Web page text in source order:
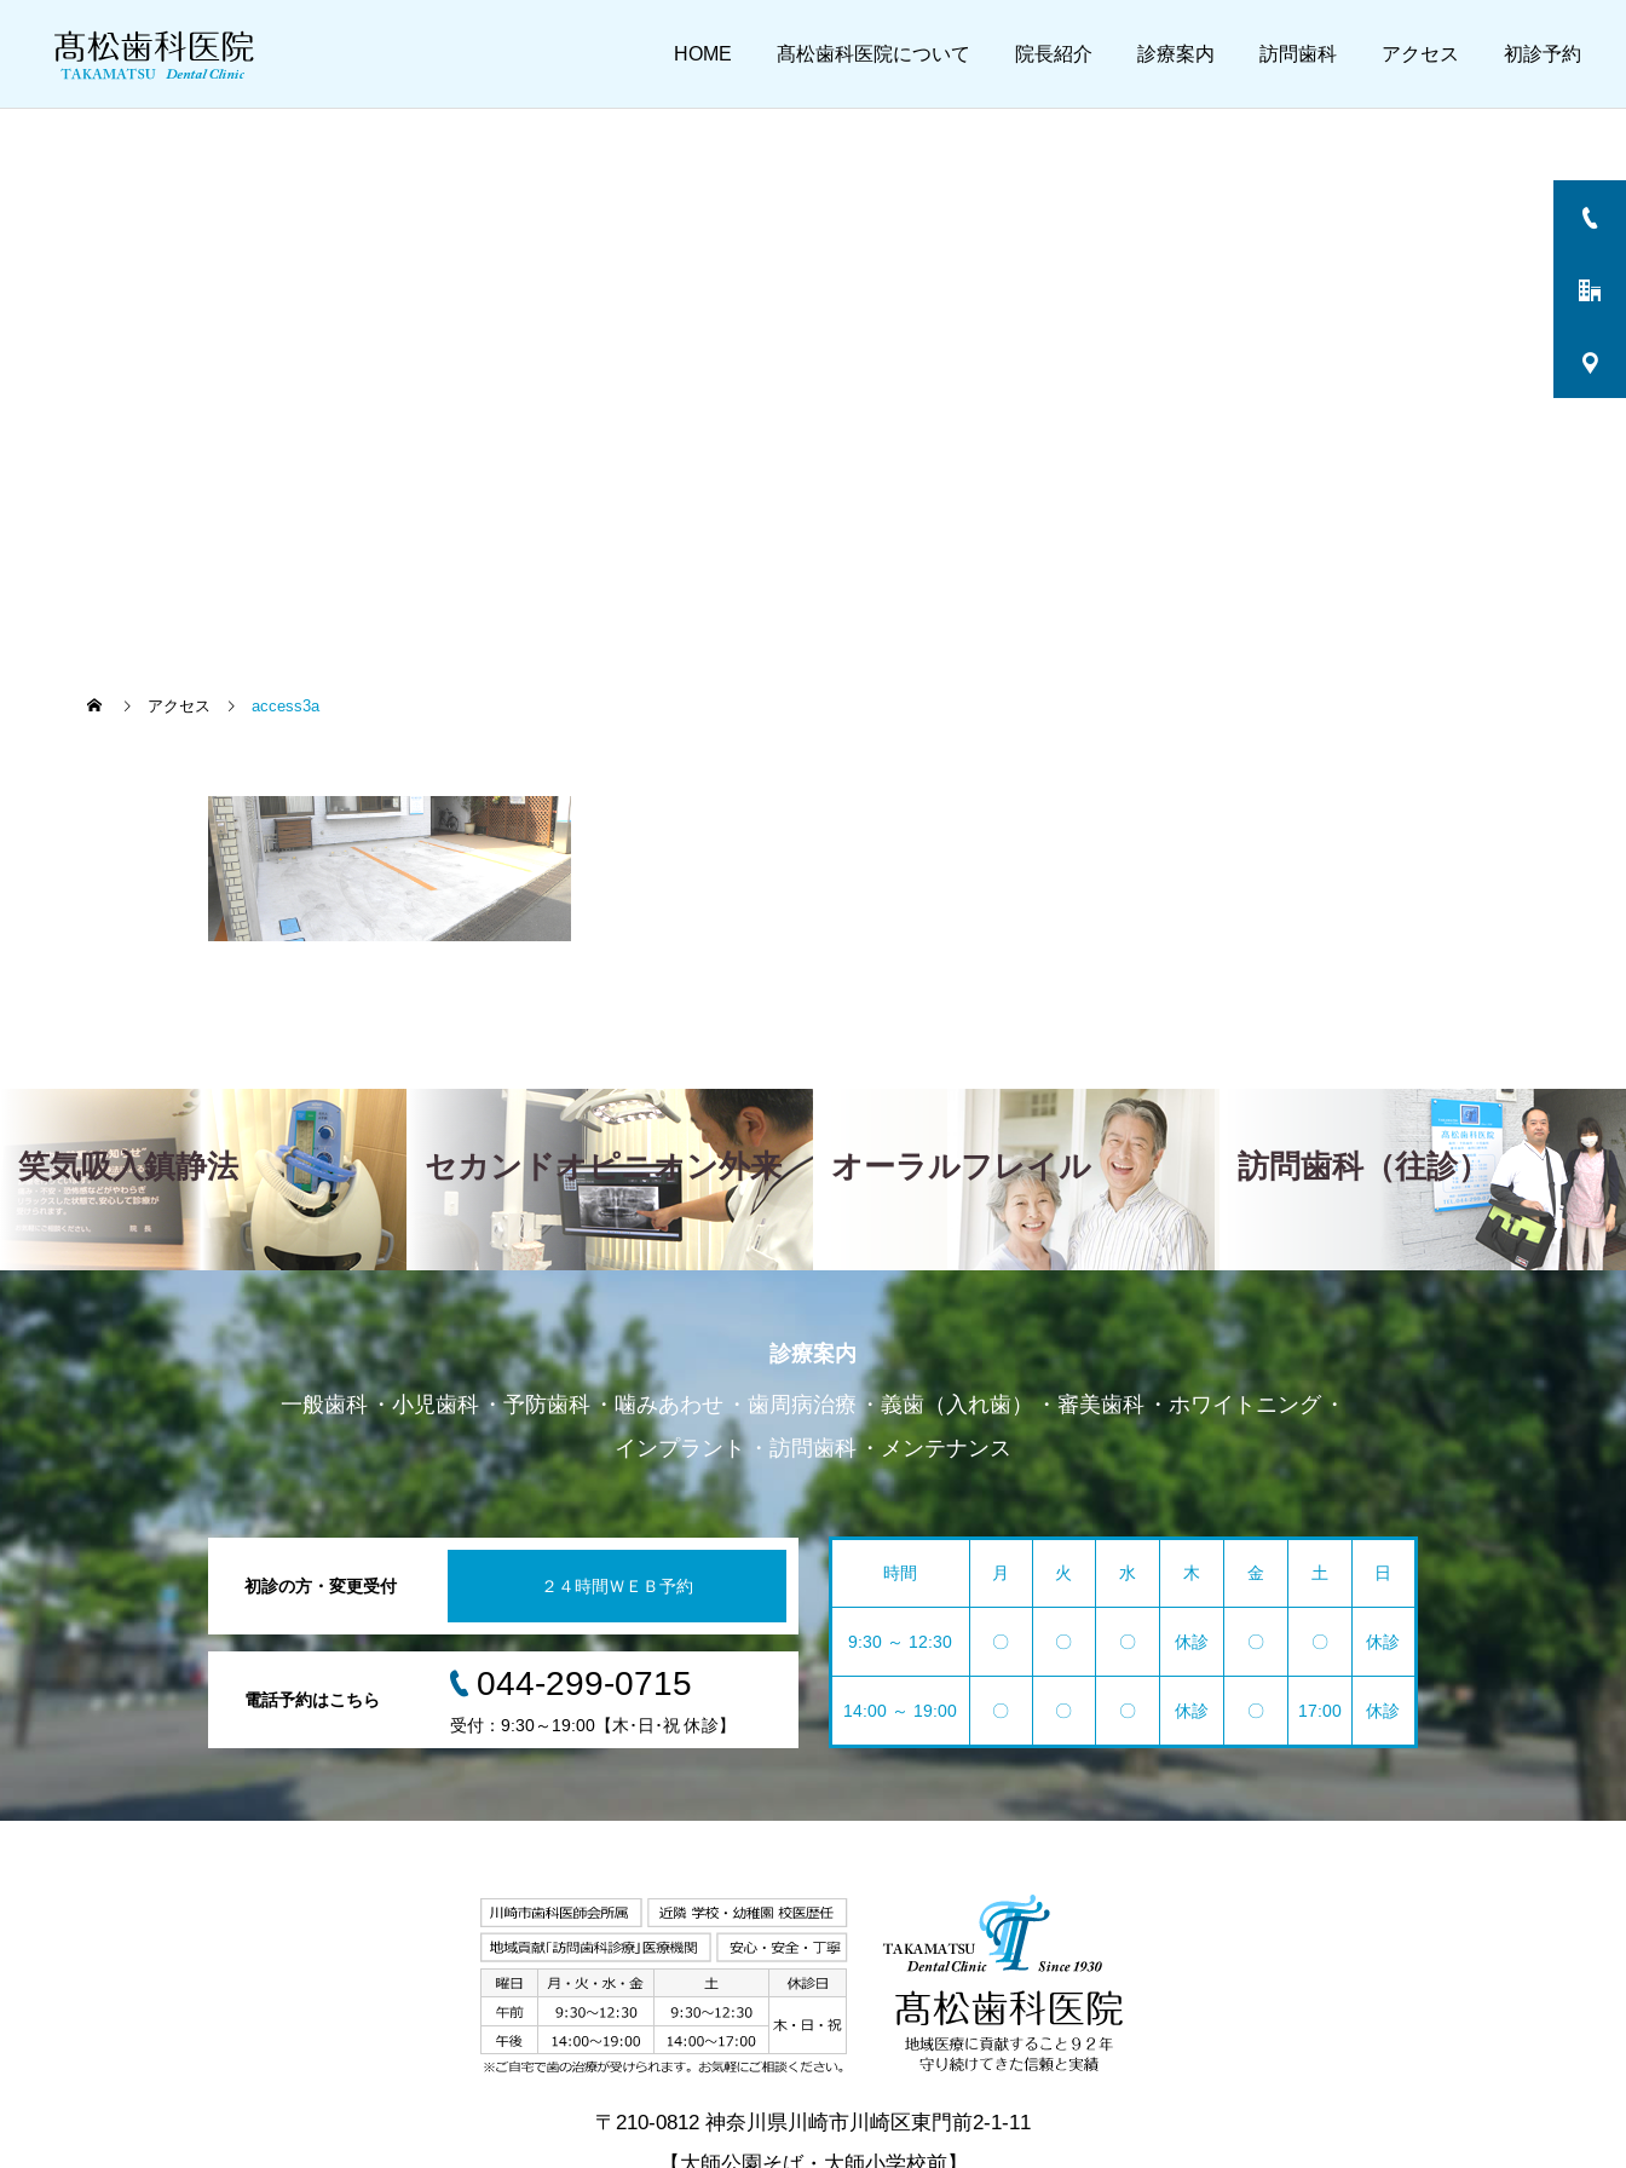
HOME 髙松歯科医院について 院長紹介 診療案内 訪問歯科 アクセス 初診予約
アクセス access3a
笑気吸入鎮静法 セカンドオピニオン外来 オーラルフレイル 訪問歯科（往診）
診療案内
一般歯科 小児歯科 予防歯科 噛みあわせ 歯周病治療 義歯（入れ歯） 審美歯科
ホワイトニング
インプラント
訪問歯科 メンテナンス
初診の方・変更受付 ２４時間ＷＥＢ予約
電話予約はこちら 044-299-0715
受付：9:30～19:00【木･日･祝 休診】
時間 月 火 水 木 金 土 日
9:30 ～ 12:30 〇 〇 〇 休診 〇 〇 休診
14:00 ～ 19:00 〇 〇 〇 休診 〇 17:00 休診
〒210-0812 神奈川県川崎市川崎区東門前2-1-11